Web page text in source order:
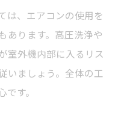
は、エアコンの使用を
あります。高圧洗浄や
室外機内部に入るリス
いましょう。全体の工
す。